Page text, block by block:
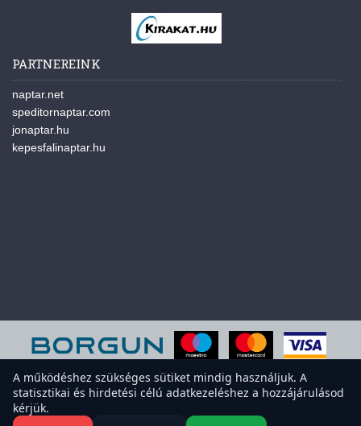
PARTNEREINK
naptar.net
speditornaptar.com
jonaptar.hu
kepesfalinaptar.hu
A működéshez szükséges sütiket mindig használjuk. A
statisztikai és hirdetési célú adatkezeléshez a hozzájárulásod
kérjük.A weboldal sütiket használ a felhasználói élmény javítása érdekében.
Elfogadod a sütiket?